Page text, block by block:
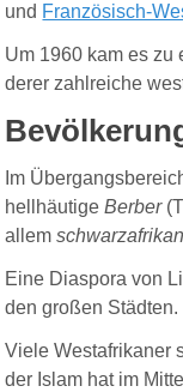
und Französisch-
Um 1960 kam es
derer zahlreiche
Im
hellhäutigeBerber
allem
Eine Diaspora von
den großen Städten.
VieleWestafrikaner
der Islam hat im